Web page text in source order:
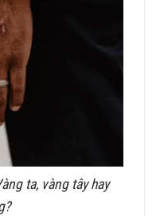
ta, vàng tây hay